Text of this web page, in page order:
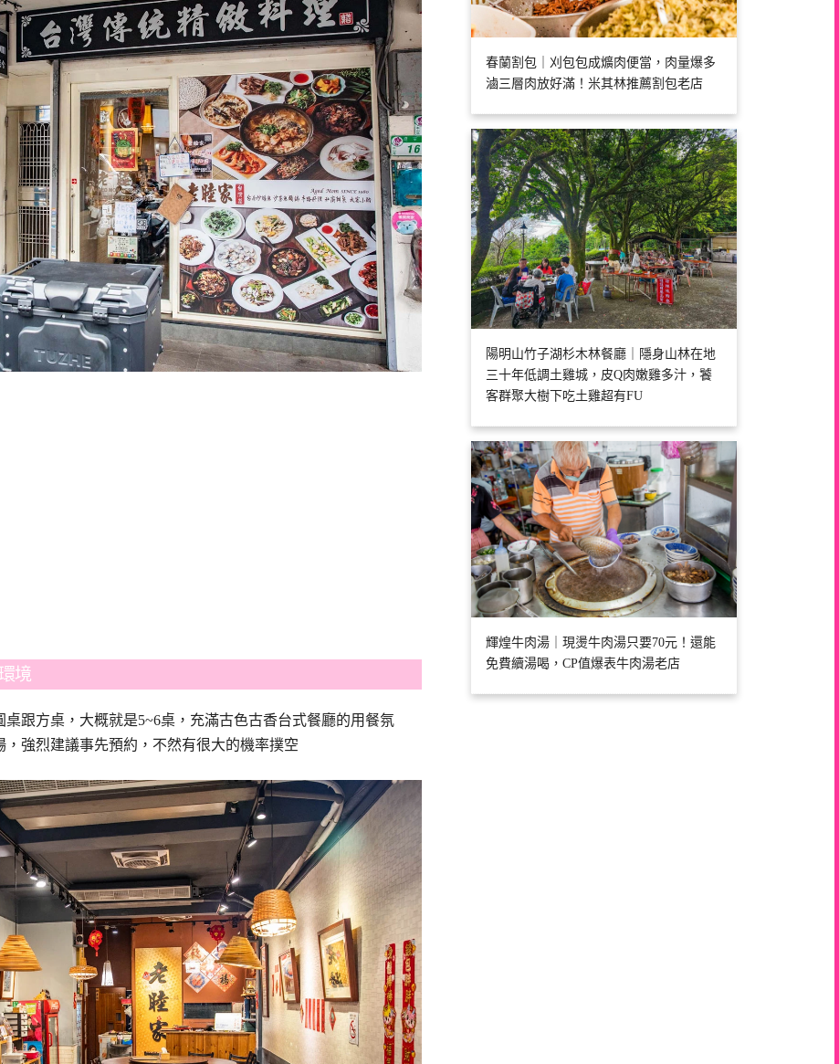
境
跟方桌，大概就是5~6桌，充滿古色古香台式餐廳的用餐氛
強烈建議事先預約，不然有很大的機率撲空
春蘭割包｜刈包包成爌肉便當，肉量爆多
滷三層肉放好滿！米其林推薦割包老店
陽明山竹子湖杉木林餐廳｜隱身山林在地
三十年低調土雞城，皮Q肉嫩雞多汁，饕
客群聚大樹下吃土雞超有FU
輝煌牛肉湯｜現燙牛肉湯只要70元！還能
免費續湯喝，CP值爆表牛肉湯老店